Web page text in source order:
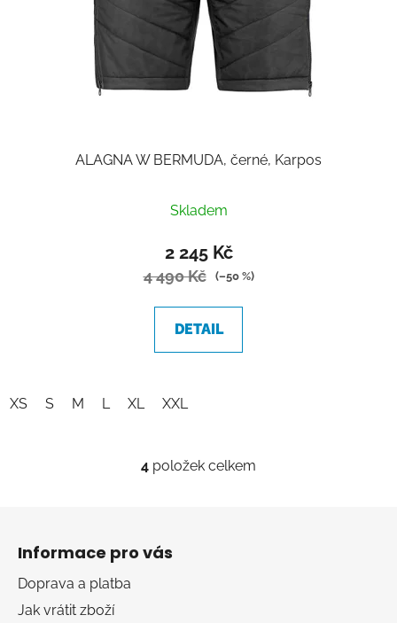
ALAGNA W BERMUDA, černé, Karpos
Skladem
2 245 Kč
4 490 Kč (–50 %)
DETAIL
XS S M L XL XXL
O
4 položek celkem
Informace pro vás
Doprava a platba
Jak vrátit zboží